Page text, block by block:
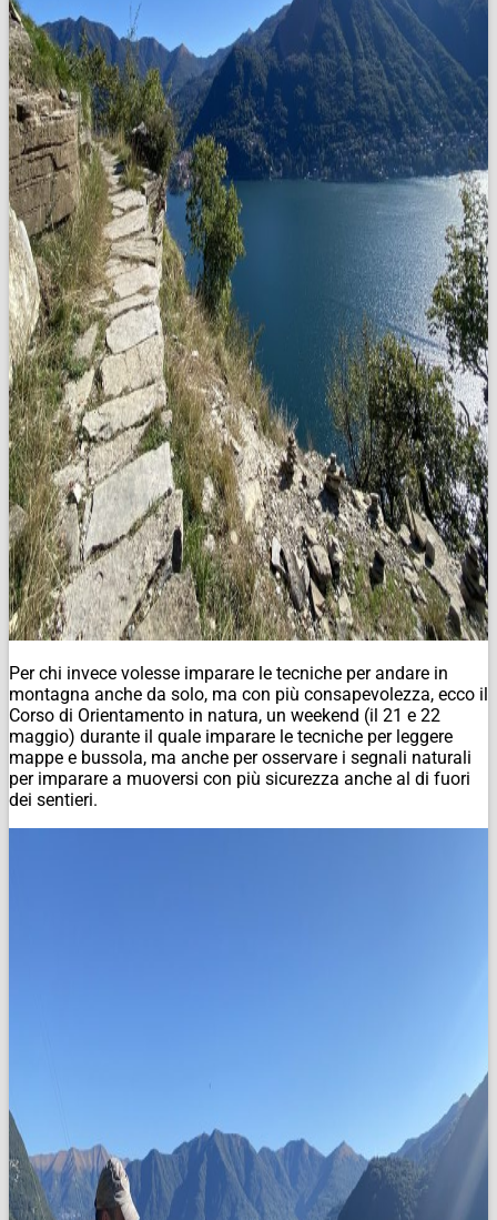
Per chi invece volesse imparare le tecniche per andare in
montagna anche da solo, ma con più consapevolezza, ecco il
Corso di Orientamento in natura, un weekend (il 21 e 22
maggio) durante il quale imparare le tecniche per leggere
mappe e bussola, ma anche per osservare i segnali naturali
per imparare a muoversi con più sicurezza anche al di fuori
dei sentieri.